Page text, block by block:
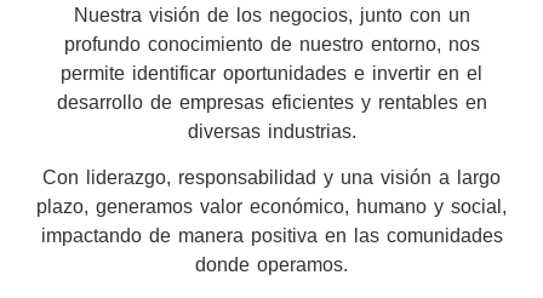
Nuestra visión de los negocios, junto con un
profundo conocimiento de nuestro entorno, nos
permite identificar oportunidades e invertir en el
desarrollo de empresas eficientes y rentables en
diversas industrias.
Con liderazgo, responsabilidad y una visión a largo
plazo, generamos valor económico, humano y social,
impactando de manera positiva en las comunidades
donde operamos.